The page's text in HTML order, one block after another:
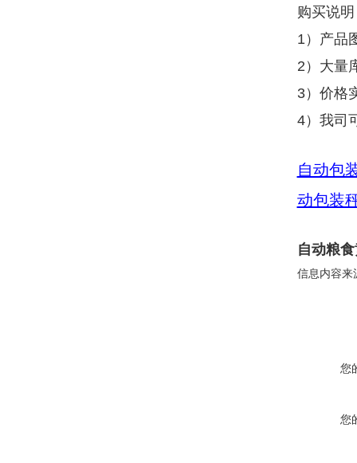
购买说
1）产品
2）大量
3）价格
4）我司
自动包
动包装
自动粮
信息内容来
您
您